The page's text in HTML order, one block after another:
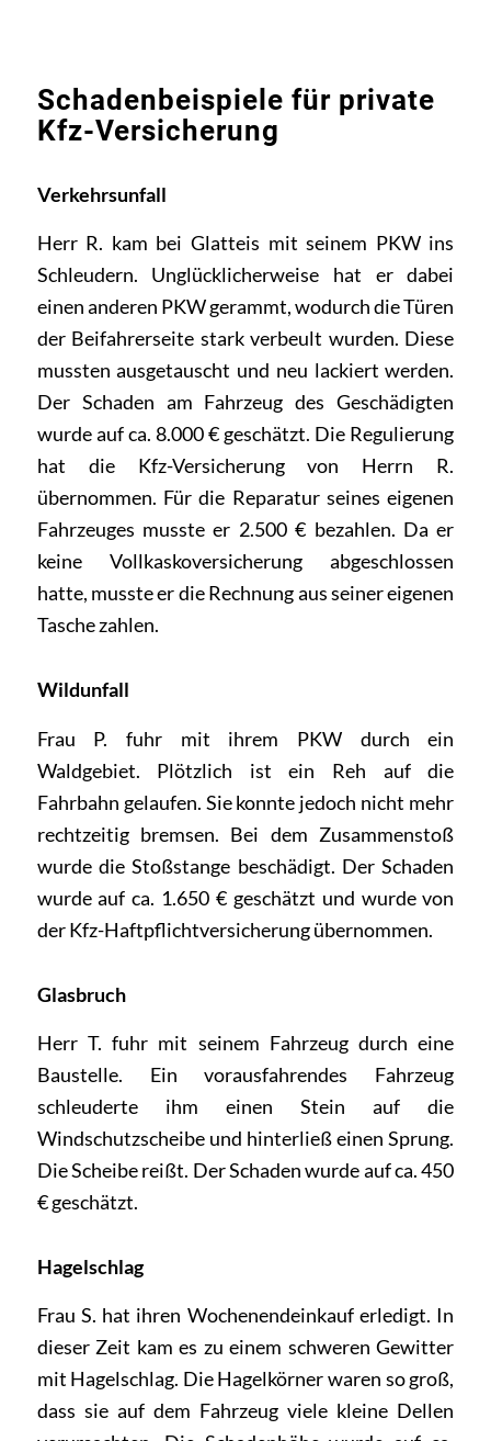
Schadenbeispiele für private
Kfz-Versicherung
Verkehrsunfall
Herr R. kam bei Glatteis mit seinem PKW ins
Schleudern. Unglücklicherweise hat er dabei
einen anderen PKW gerammt, wodurch die Türen
der Beifahrerseite stark verbeult wurden. Diese
mussten ausgetauscht und neu lackiert werden.
Der Schaden am Fahrzeug des Geschädigten
wurde auf ca. 8.000 € geschätzt. Die Regulierung
hat die Kfz-Versicherung von Herrn R.
übernommen. Für die Reparatur seines eigenen
Fahrzeuges musste er 2.500 € bezahlen. Da er
keine Vollkaskoversicherung abgeschlossen
hatte, musste er die Rechnung aus seiner eigenen
Tasche zahlen.
Wildunfall
Frau P. fuhr mit ihrem PKW durch ein
Waldgebiet. Plötzlich ist ein Reh auf die
Fahrbahn gelaufen. Sie konnte jedoch nicht mehr
rechtzeitig bremsen. Bei dem Zusammenstoß
wurde die Stoßstange beschädigt. Der Schaden
wurde auf ca. 1.650 € geschätzt und wurde von
der Kfz-Haftpflichtversicherung übernommen.
Glasbruch
Herr T. fuhr mit seinem Fahrzeug durch eine
Baustelle. Ein vorausfahrendes Fahrzeug
schleuderte ihm einen Stein auf die
Windschutzscheibe und hinterließ einen Sprung.
Die Scheibe reißt. Der Schaden wurde auf ca. 450
€ geschätzt.
Hagelschlag
Frau S. hat ihren Wochenendeinkauf erledigt. In
dieser Zeit kam es zu einem schweren Gewitter
mit Hagelschlag. Die Hagelkörner waren so groß,
dass sie auf dem Fahrzeug viele kleine Dellen